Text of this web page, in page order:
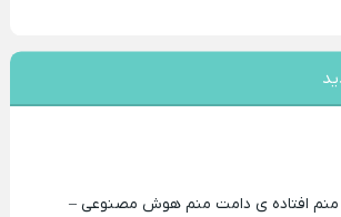
افتاده ی دامت منم هوش مصنوعی –